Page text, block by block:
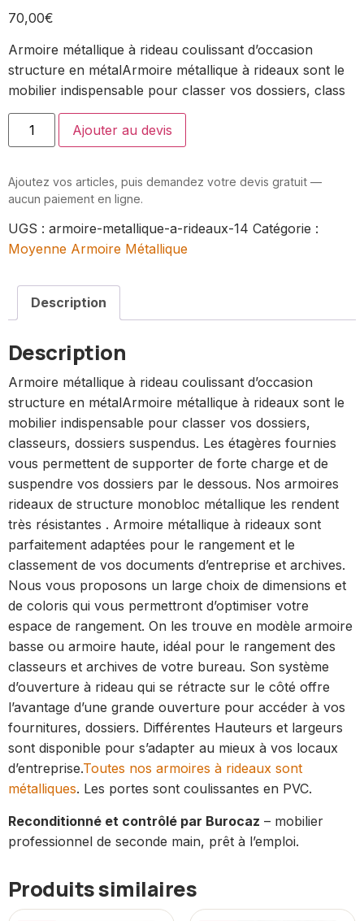
70,00€
Armoire métallique à rideau coulissant d’occasion
structure en métalArmoire métallique à rideaux sont le
mobilier indispensable pour classer vos dossiers, class
Ajouter au devis
Ajoutez vos articles, puis demandez votre devis gratuit —
aucun paiement en ligne.
UGS : armoire-metallique-a-rideaux-14 Catégorie :
Moyenne Armoire Métallique
Description
Description
Armoire métallique à rideau coulissant d’occasion
structure en métalArmoire métallique à rideaux sont le
mobilier indispensable pour classer vos dossiers,
classeurs, dossiers suspendus. Les étagères fournies
vous permettent de supporter de forte charge et de
suspendre vos dossiers par le dessous. Nos armoires
rideaux de structure monobloc métallique les rendent
très résistantes . Armoire métallique à rideaux sont
parfaitement adaptées pour le rangement et le
classement de vos documents d’entreprise et archives.
Nous vous proposons un large choix de dimensions et
de coloris qui vous permettront d’optimiser votre
espace de rangement. On les trouve en modèle armoire
basse ou armoire haute, idéal pour le rangement des
classeurs et archives de votre bureau. Son système
d’ouverture à rideau qui se rétracte sur le côté offre
l’avantage d’une grande ouverture pour accéder à vos
fournitures, dossiers. Différentes Hauteurs et largeurs
sont disponible pour s’adapter au mieux à vos locaux
d’entreprise.Toutes nos armoires à rideaux sont
métalliques. Les portes sont coulissantes en PVC.
Reconditionné et contrôlé par Burocaz – mobilier
professionnel de seconde main, prêt à l’emploi.
Produits similaires